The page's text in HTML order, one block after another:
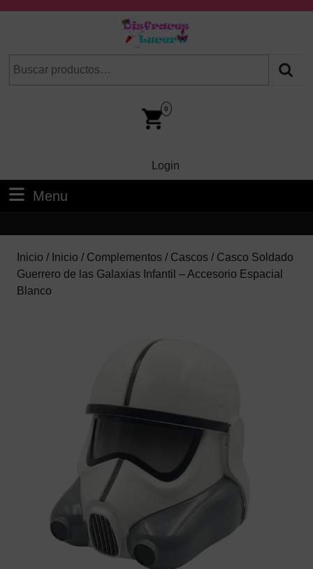
Cuando hay resultados autocompletados, puedes utilizar
0
LoginLogin
Menu
Inicio / Inicio / Complementos / Cascos / Casco Soldado
Guerrero de las Galaxias Infantil – Accesorio Espacial
Blanco